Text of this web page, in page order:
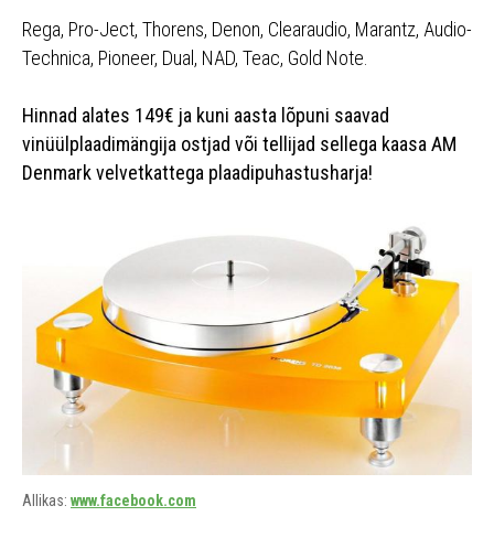
Rega, Pro-Ject, Thorens, Denon, Clearaudio, Marantz, Audio-
Technica, Pioneer, Dual, NAD, Teac, Gold Note.
Hinnad alates 149€ ja kuni aasta lõpuni saavad
vinüülplaadimängija ostjad või tellijad sellega kaasa AM
Denmark velvetkattega plaadipuhastusharja!
Allikas: www.facebook.com